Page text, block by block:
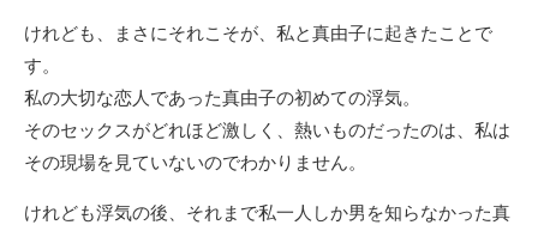
けれども、まさにそれこそが、私と真由子に起きたことで
す。
私の大切な恋人であった真由子の初めての浮気。
そのセックスがどれほど激しく、熱いものだったのは、私は
その現場を見ていないのでわかりません。
けれども浮気の後、それまで私一人しか男を知らなかった真